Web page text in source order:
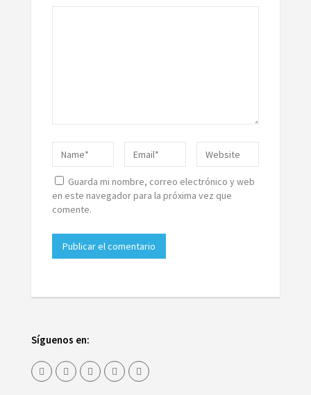
Guarda mi nombre, correo electrónico y web
en este navegador para la próxima vez que
comente.
Síguenos en: